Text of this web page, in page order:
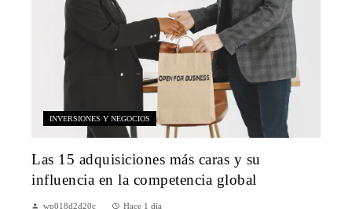
INVERSIONES Y NEGOCIOS
Las 15 adquisiciones más caras y su
influencia en la competencia global
wp018d2d20c Hace 1 día